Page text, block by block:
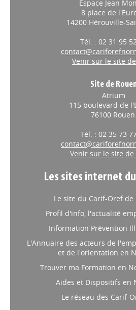
Espace Jean
8 place de
14200 Hérouville-
Tél. : 02 31 95
Venir sur le site
Site de
Atrium
115 boulevard de
76100 Rouen
Tél. : 02 35 73
Venir sur le site de
Les sites internet
Le site du Carif-Oref
Profil d'info, l'actualité
Information Prévention
L'Annuaire des acteurs de
et de l'orientation en
Trouver ma Formation en
Aides et Dispositifs en
Le réseau des Carif-